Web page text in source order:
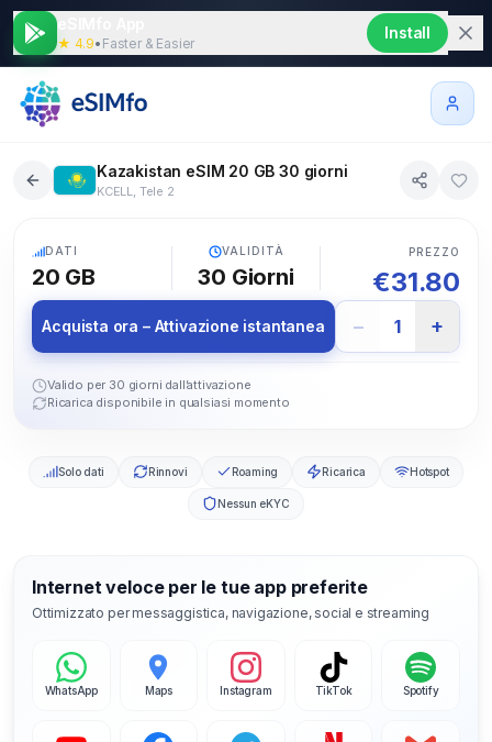
★ 4.9• Faster & Easier
Install
Kazakistan eSIM 20 GB 30 giorni
KCELL, Tele 2
DATI
20 GB
VALIDITÀ
30 Giorni
PREZZO
€31.80
Acquista ora – Attivazione istantanea − 1 +
Valido per 30 giorni dall’attivazione
Ricarica disponibile in qualsiasi momento
Solo dati Rinnovi Roaming Ricarica Hotspot
Nessun eKYC
Internet veloce per le tue app preferite
Ottimizzato per messaggistica, navigazione, social e streaming
WhatsApp Maps Instagram TikTok Spotify